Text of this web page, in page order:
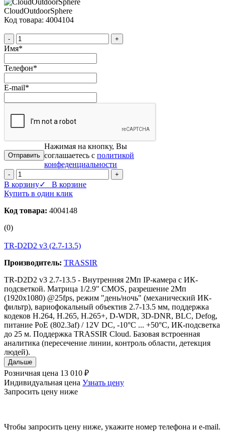
CloudOutdoorSphere
Код товара: 4004104
- +
Имя*
Телефон*
E-mail*
Нажимая на кнопку, Вы
соглашаетесь с политикой
конфеденциальности
- +
В корзину✓ В корзине
Купить в один клик
Код товара: 4004148
(0)
TR-D2D2 v3 (2.7-13.5)
Производитель: TRASSIR
TR-D2D2 v3 2.7-13.5 - Внутренняя 2Мп IP-камера с ИК-
подсветкой. Матрица 1/2.9" CMOS, разрешение 2Мп
(1920х1080) @25fps, режим "день/ночь" (механический ИК-
фильтр), вариофокальный объектив 2.7-13.5 мм, поддержка
кодеков H.264, H.265, H.265+, D-WDR, 3D-DNR, BLC, Defog,
питание PoE (802.3af) / 12V DC, -10°C ... +50°C, ИК-подсветка
до 25 м. Поддержка TRASSIR Cloud. Базовая встроенная
аналитика (пересечение линии, контроль области, детекция
людей).
Дальше
Розничная цена 13 010 ₽
Индивидуальная цена Узнать цену
Запросить цену ниже
Чтобы запросить цену ниже, укажите номер телефона и e-mail.